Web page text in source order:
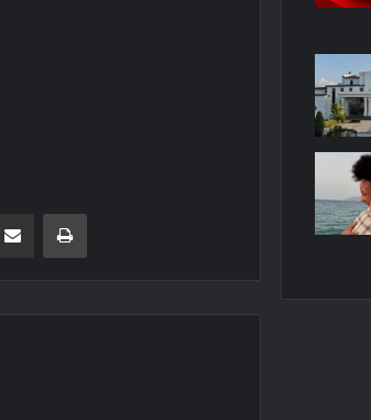
E-Posta ile paylaş Yazdır